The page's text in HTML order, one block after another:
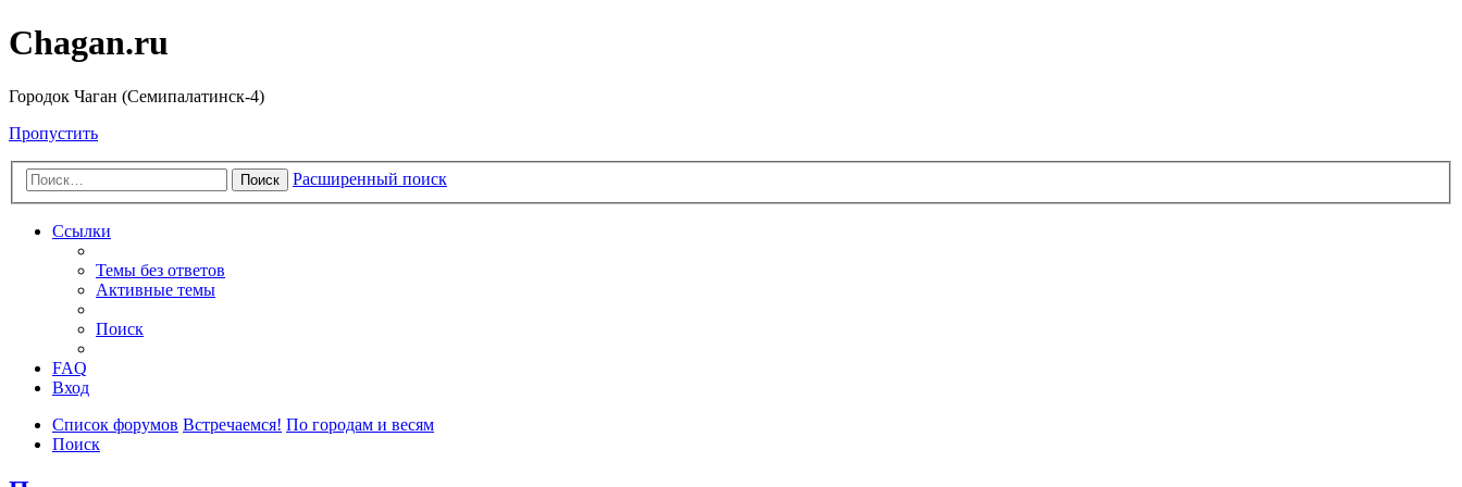
Chagan.ru
Городок Чаган (Семипалатинск-4)
Пропустить
Поиск Расширенный поиск
Ссылки
Темы без ответов
Активные темы
Поиск
FAQ
Вход
Список форумов Встречаемся! По городам и весям
Поиск